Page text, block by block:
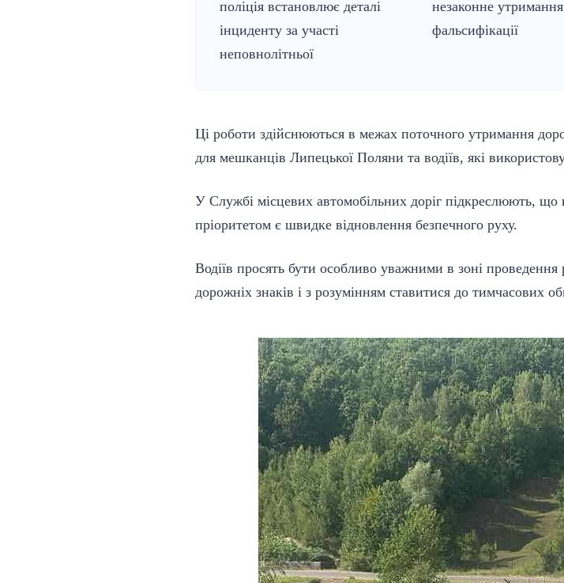
поліція встановлює деталі
інциденту за участі
неповнолітньої
незаконне
фальсифікації
Ці роботи здійснюються в межах поточного утримання
для мешканців Липецької Поляни та водіїв, які
У Службі місцевих автомобільних доріг підкреслюють, що
пріоритетом є швидке відновлення безпечного руху.
Водіїв просять бути особливо уважними в зоні
дорожніх знаків і з розумінням ставитися до тимчасових